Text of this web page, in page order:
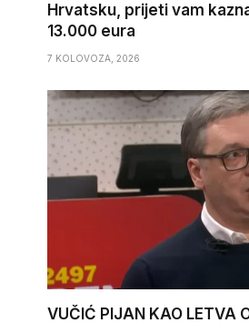
Hrvatsku, prijeti vam
13.000 eura
7 KOLOVOZA, 2026
VUČIĆ PIJAN KAO LETVA